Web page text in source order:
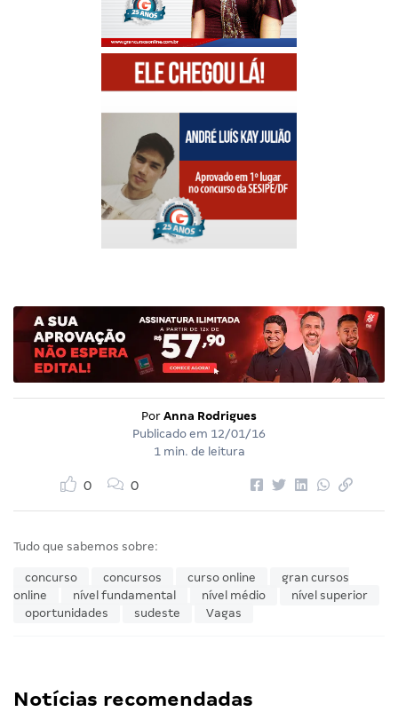
Por Anna Rodrigues
Publicado em 12/01/16
1 min. de leitura
0 0
Tudo que sabemos sobre:
concurso concursos curso online
gran cursos
online
nível fundamental nível médio
nível superior
oportunidades
sudeste Vagas
Notícias recomendadas